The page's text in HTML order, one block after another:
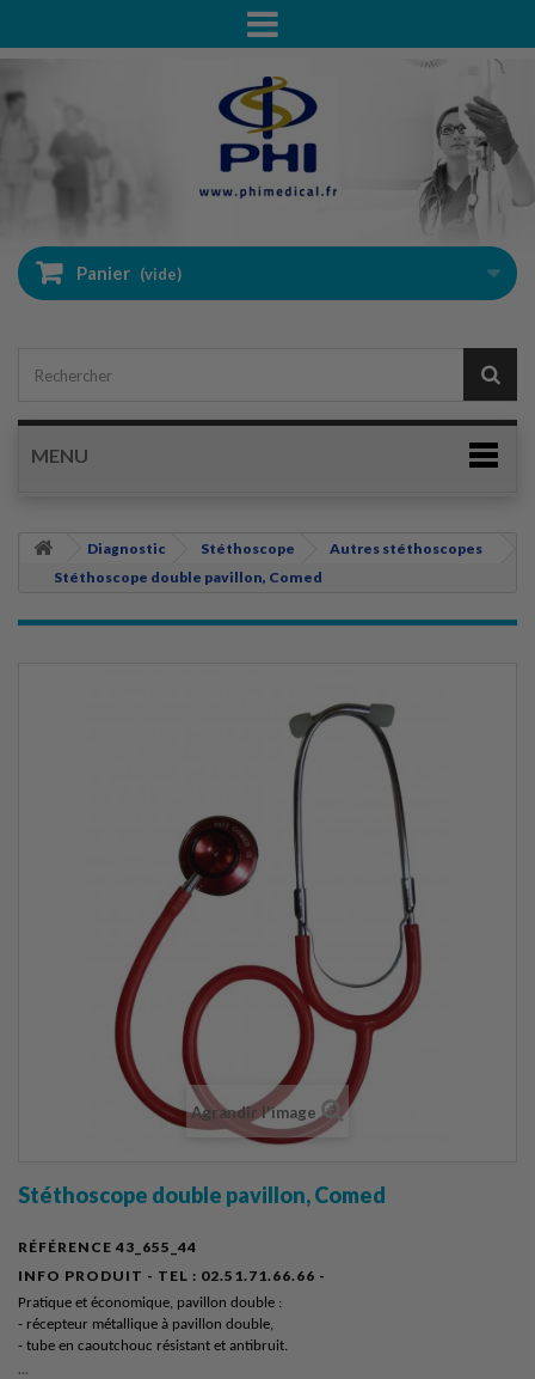
Panier (vide)
MENU
Diagnostic Stéthoscope
Autres stéthoscopes
Stéthoscope double pavillon, Comed
Agrandir l'image
Stéthoscope double pavillon, Comed
RÉFÉRENCE 43_655_44
INFO PRODUIT - TEL : 02.51.71.66.66 -
Pratique et économique, pavillon double :
- récepteur métallique à pavillon double,
- tube en caoutchouc résistant et antibruit.
...